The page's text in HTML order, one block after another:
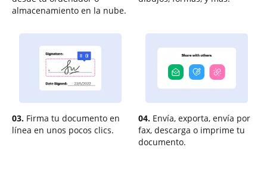
almacenamiento en la nube.
03. Firma tu documento en
línea en unos pocos clics.
04. Envía, exporta, envía por
fax, descarga o imprime tu
documento.